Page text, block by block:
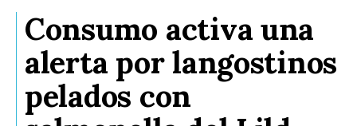
Consumo activa una
alerta por langostinos
pelados con